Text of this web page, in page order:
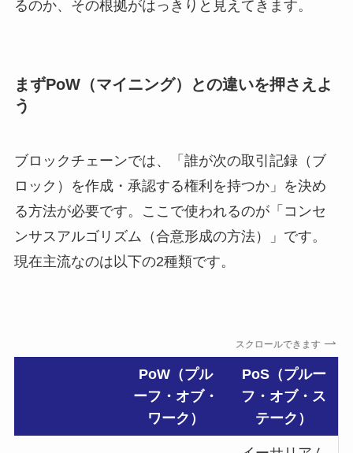
るのか、その根拠がはっきりと見えてきます。
まずPoW（マイニング）との違いを押さえよ
う
ブロックチェーンでは、「誰が次の取引記録（ブ
ロック）を作成・承認する権利を持つか」を決め
る方法が必要です。ここで使われるのが「コンセ
ンサスアルゴリズム（合意形成の方法）」です。
現在主流なのは以下の2種類です。
スクロールできます
PoW（プル
ーフ・オブ・
ワーク）
PoS（プルー
フ・オブ・ス
テーク）